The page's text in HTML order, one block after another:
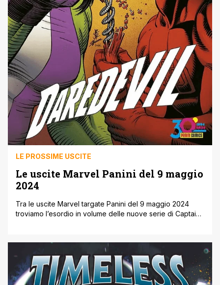
LE PROSSIME USCITE
Le uscite Marvel Panini del 9 maggio
2024
Tra le uscite Marvel targate Panini del 9 maggio 2024
troviamo l’esordio in volume delle nuove serie di Captain
Marvel Replica Edition, con le prime apparizioni di
Deadpool e di Punisher, e arriva anche lo speciale
Timeless che offre un’anteprima di [']